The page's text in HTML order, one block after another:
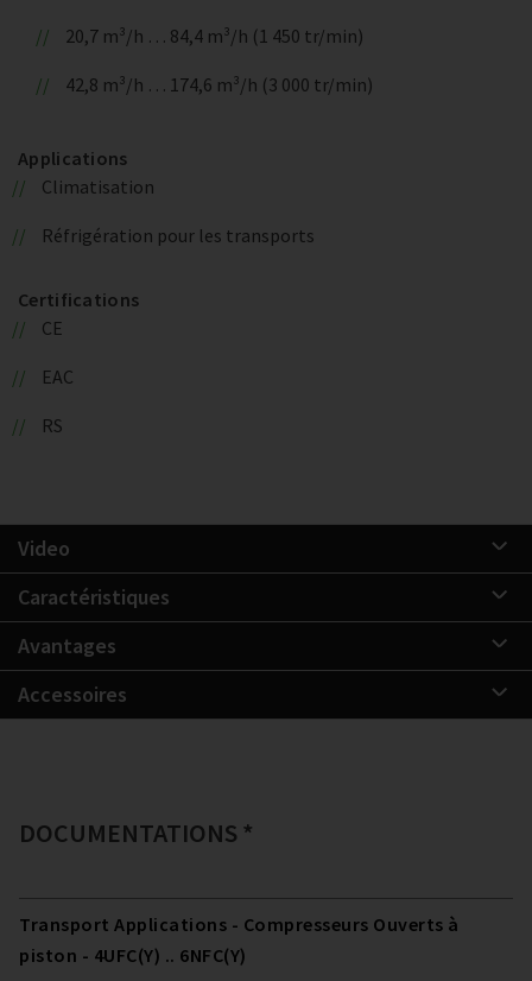
20,7 m³/h … 84,4 m³/h (1 450 tr/min)
42,8 m³/h … 174,6 m³/h (3 000 tr/min)
Applications
Climatisation
Réfrigération pour les transports
Certifications
CE
EAC
RS
Video
Caractéristiques
Avantages
Accessoires
DOCUMENTATIONS *
Transport Applications - Compresseurs Ouverts à
piston - 4UFC(Y) .. 6NFC(Y)